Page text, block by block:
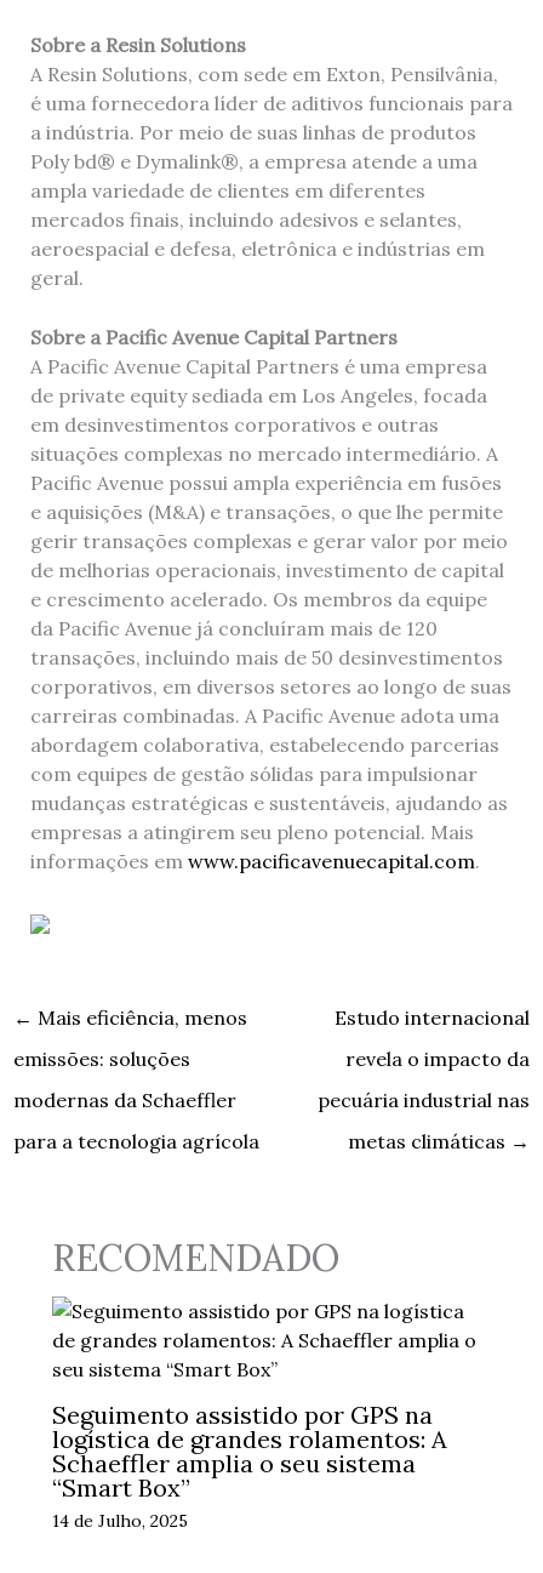
Sobre a Resin Solutions
A Resin Solutions, com sede em Exton, Pensilvânia,
é uma fornecedora líder de aditivos funcionais para
a indústria. Por meio de suas linhas de produtos
Poly bd® e Dymalink®, a empresa atende a uma
ampla variedade de clientes em diferentes
mercados finais, incluindo adesivos e selantes,
aeroespacial e defesa, eletrônica e indústrias em
geral.
Sobre a Pacific Avenue Capital Partners
A Pacific Avenue Capital Partners é uma empresa
de private equity sediada em Los Angeles, focada
em desinvestimentos corporativos e outras
situações complexas no mercado intermediário. A
Pacific Avenue possui ampla experiência em fusões
e aquisições (M&A) e transações, o que lhe permite
gerir transações complexas e gerar valor por meio
de melhorias operacionais, investimento de capital
e crescimento acelerado. Os membros da equipe
da Pacific Avenue já concluíram mais de 120
transações, incluindo mais de 50 desinvestimentos
corporativos, em diversos setores ao longo de suas
carreiras combinadas. A Pacific Avenue adota uma
abordagem colaborativa, estabelecendo parcerias
com equipes de gestão sólidas para impulsionar
mudanças estratégicas e sustentáveis, ajudando as
empresas a atingirem seu pleno potencial. Mais
informações em www.pacificavenuecapital.com.
← Mais eficiência, menos
emissões: soluções
modernas da Schaeffler
para a tecnologia agrícola
Estudo internacional
revela o impacto da
pecuária industrial nas
metas climáticas →
RECOMENDADO
Seguimento assistido por GPS na
logística de grandes rolamentos: A
Schaeffler amplia o seu sistema
“Smart Box”
14 de Julho, 2025